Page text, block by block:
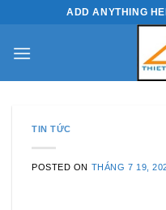
content
ADD ANYTHING
TIN TỨC
POSTED ON THÁNG 7 19,